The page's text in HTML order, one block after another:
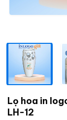
Lọ hoa in
LH-12